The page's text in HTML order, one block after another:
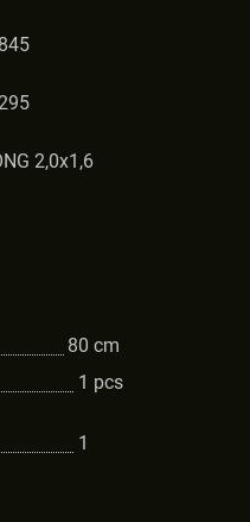
2,0x1,6
80 cm
1 pcs
1